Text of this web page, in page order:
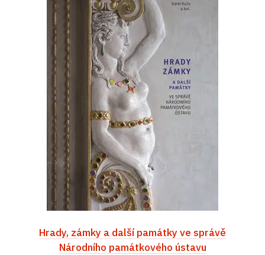
Hrady, zámky a další památky ve správě
Národního památkového ústavu